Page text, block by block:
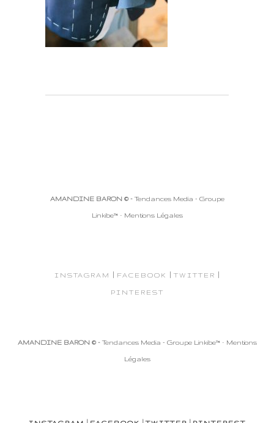
AMANDINE BARON © -Tendances Media - Groupe
Linkibe™ - Mentions Légales
INSTAGRAM | FACEBOOK | TWITTER |
PINTEREST
AMANDINE BARON © -Tendances Media - Groupe Linkibe™ - Mentions
Légales